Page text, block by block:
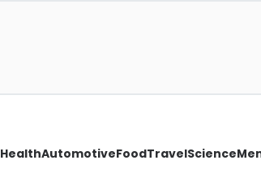
HealthAutomotiveFoodTravelScience